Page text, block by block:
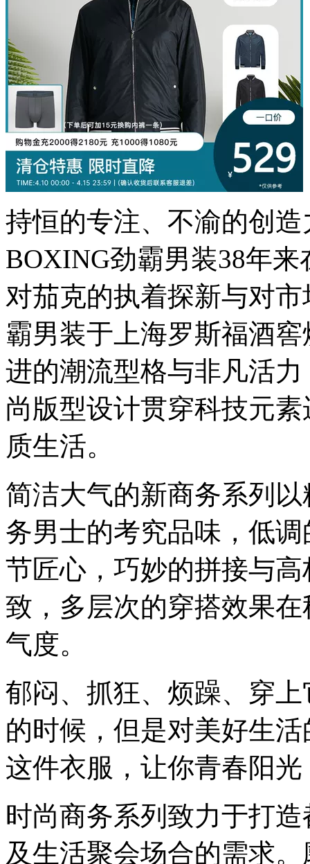
持恒的专注、不渝的创
BOXING劲霸男装38年
对茄克的执着探新与对
霸男装于上海罗斯福酒
进的潮流型格与非凡活
尚版型设计贯穿科技元
质生活。
简洁大气的新商务系列
务男士的考究品味，低
节匠心，巧妙的拼接与
致，多层次的穿搭效果
气度。
郁闷、抓狂、烦躁、穿
的时候，但是对美好生
这件衣服，让你青春阳
时尚商务系列致力于打
及生活聚会场合的需求